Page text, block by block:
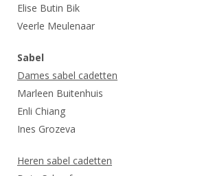
Nieuws
Verenigingsondersteuning
Witte Vlekkenplan
Oprichting Vereniging
Overschrijven leden
Wedstrijdorganisatie
Aanvragen van scheidsrechters
Scheidsrechterslijst
Import inschrijvingen uit Nahouw
NK organiseren
Infotheek
ALV
Elise Butin Bik
Veerle Meulenaar
Sabel
Dames sabel cadetten
Marleen Buitenhuis
Enli Chiang
Ines Grozeva
Heren sabel cadetten